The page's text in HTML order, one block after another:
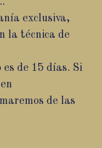
exclusiva,
la técnica de
de 15 días. Si
de las